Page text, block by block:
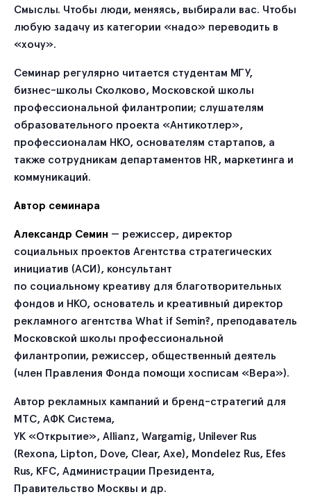
Смыслы. Чтобы люди, меняясь, выбирали вас. Чтобы
любую задачу из категории «надо» переводить в
«хочу».
Семинар регулярно читается студентам МГУ,
бизнес-школы Сколково, Московской школы
профессиональной филантропии; слушателям
образовательного проекта «Антикотлер»,
профессионалам НКО, основателям стартапов, а
также сотрудникам департаментов HR, маркетинга и
коммуникаций.
Автор семинара
Александр Семин — режиссер, директор
социальных проектов Агентства стратегических
инициатив (АСИ), консультант
по социальному креативу для благотворительных
фондов и НКО, основатель и креативный директор
рекламного агентства What if Semin?, преподаватель
Московской школы профессиональной
филантропии, режиссер, общественный деятель
(член Правления Фонда помощи хосписам «Вера»).
Автор рекламных кампаний и бренд-стратегий для
МТС, АФК Система,
УК «Открытие», Allianz, Wargamig, Unilever Rus
(Rexona, Lipton, Dove, Clear, Axe), Mondelez Rus, Efes
Rus, KFC, Администрации Президента,
Правительство Москвы и др.